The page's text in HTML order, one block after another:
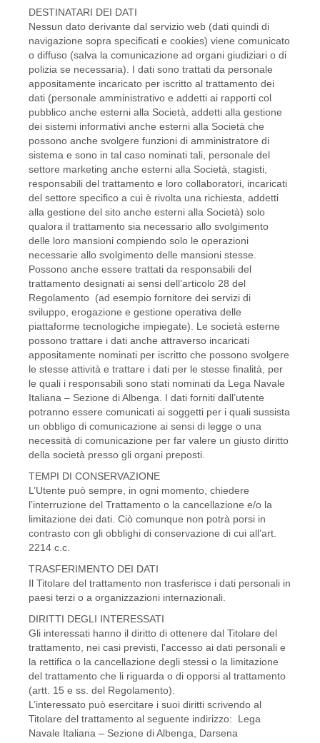
DESTINATARI DEI DATI
Nessun dato derivante dal servizio web (dati quindi di
navigazione sopra specificati e cookies) viene comunicato
o diffuso (salva la comunicazione ad organi giudiziari o di
polizia se necessaria). I dati sono trattati da personale
appositamente incaricato per iscritto al trattamento dei
dati (personale amministrativo e addetti ai rapporti col
pubblico anche esterni alla Società, addetti alla gestione
dei sistemi informativi anche esterni alla Società che
possono anche svolgere funzioni di amministratore di
sistema e sono in tal caso nominati tali, personale del
settore marketing anche esterni alla Società, stagisti,
responsabili del trattamento e loro collaboratori, incaricati
del settore specifico a cui è rivolta una richiesta, addetti
alla gestione del sito anche esterni alla Società) solo
qualora il trattamento sia necessario allo svolgimento
delle loro mansioni compiendo solo le operazioni
necessarie allo svolgimento delle mansioni stesse.
Possono anche essere trattati da responsabili del
trattamento designati ai sensi dell’articolo 28 del
Regolamento (ad esempio fornitore dei servizi di
sviluppo, erogazione e gestione operativa delle
piattaforme tecnologiche impiegate). Le società esterne
possono trattare i dati anche attraverso incaricati
appositamente nominati per iscritto che possono svolgere
le stesse attività e trattare i dati per le stesse finalità, per
le quali i responsabili sono stati nominati da Lega Navale
Italiana – Sezione di Albenga. I dati forniti dall’utente
potranno essere comunicati ai soggetti per i quali sussista
un obbligo di comunicazione ai sensi di legge o una
necessità di comunicazione per far valere un giusto diritto
della società presso gli organi preposti.
TEMPI DI CONSERVAZIONE
L’Utente può sempre, in ogni momento, chiedere
l’interruzione del Trattamento o la cancellazione e/o la
limitazione dei dati. Ciò comunque non potrà porsi in
contrasto con gli obblighi di conservazione di cui all’art.
2214 c.c.
TRASFERIMENTO DEI DATI
Il Titolare del trattamento non trasferisce i dati personali in
paesi terzi o a organizzazioni internazionali.
DIRITTI DEGLI INTERESSATI
Gli interessati hanno il diritto di ottenere dal Titolare del
trattamento, nei casi previsti, l'accesso ai dati personali e
la rettifica o la cancellazione degli stessi o la limitazione
del trattamento che li riguarda o di opporsi al trattamento
(artt. 15 e ss. del Regolamento).
L’interessato può esercitare i suoi diritti scrivendo al
Titolare del trattamento al seguente indirizzo: Lega
Navale Italiana – Sezione di Albenga, Darsena